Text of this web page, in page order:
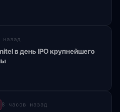
назад
в день IPO крупнейшего
8 часов назад